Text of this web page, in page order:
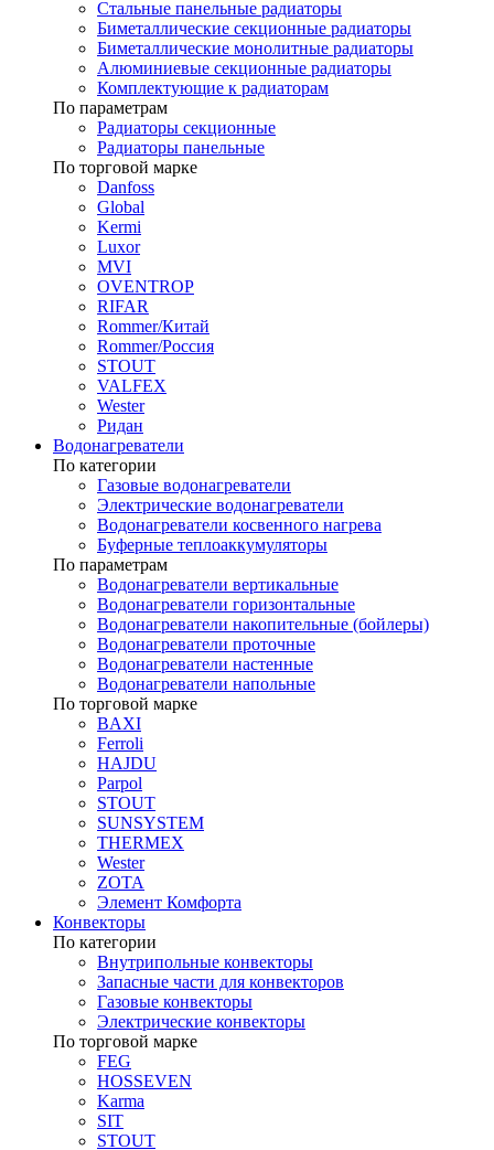
Стальные панельные радиаторы
Биметаллические секционные радиаторы
Биметаллические монолитные радиаторы
Алюминиевые секционные радиаторы
Комплектующие к радиаторам
По параметрам
Радиаторы секционные
Радиаторы панельные
По торговой марке
Danfoss
Global
Kermi
Luxor
MVI
OVENTROP
RIFAR​
Rommer/Китай
Rommer/Россия
STOUT
VALFEX
Wester
Ридан
Водонагреватели
По категории
Газовые водонагреватели
Электрические водонагреватели
Водонагреватели косвенного нагрева
Буферные теплоаккумуляторы
По параметрам
Водонагреватели вертикальные
Водонагреватели горизонтальные
Водонагреватели накопительные (бойлеры)
Водонагреватели проточные
Водонагреватели настенные
Водонагреватели напольные
По торговой марке
BAXI
Ferroli
HAJDU
Parpol
STOUT
SUNSYSTEM
THERMEX
Wester
ZOTA
Элемент Комфорта
Конвекторы
По категории
Внутрипольные конвекторы
Запасные части для конвекторов
Газовые конвекторы
Электрические конвекторы
По торговой марке
FEG
HOSSEVEN
Karma
SIT
STOUT